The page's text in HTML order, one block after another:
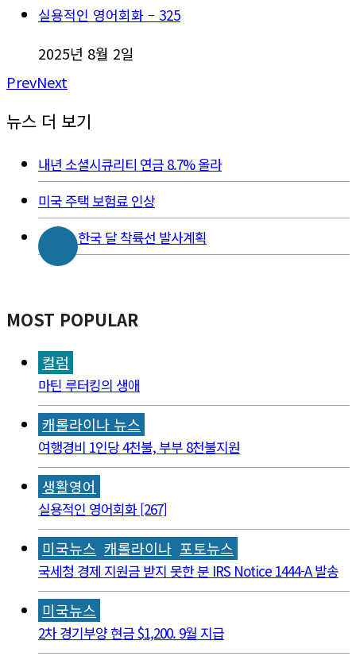
실용적인 영어회화 – 325
2025년 8월 2일
PrevNext
뉴스 더 보기
내년 소셜시큐리티 연금 8.7% 올라
미국 주택 보험료 인상
한국 달 착륙선 발사계획
MOST POPULAR
컬럼
마틴 루터킹의 생애
캐롤라이나 뉴스
여행경비 1인당 4천불, 부부 8천불지원
생활영어
실용적인 영어회화 [267]
미국뉴스 캐롤라이나 포토뉴스
국세청 경제 지원금 받지 못한 분 IRS Notice 1444-A 발송
미국뉴스
2차 경기부양 현금 $1,200. 9월 지급